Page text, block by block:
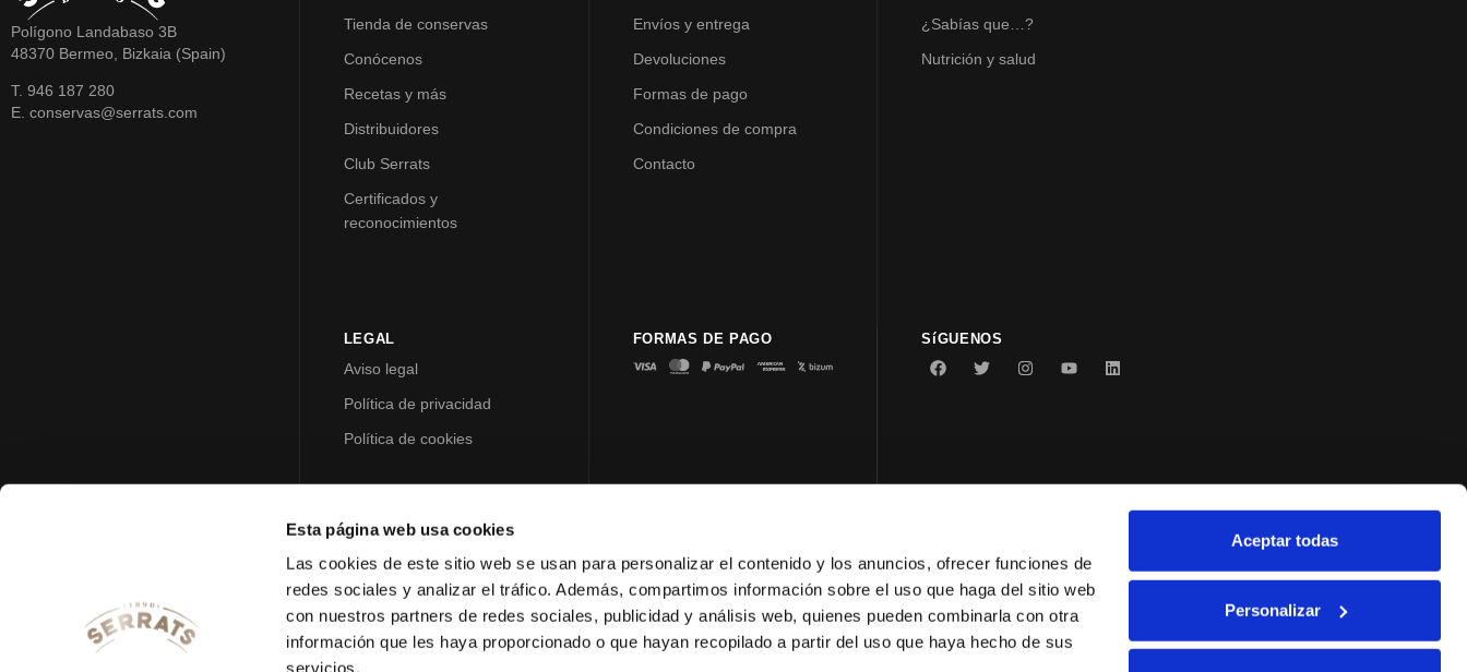
Esta página web usa cookies
Las cookies de este sitio web se usan para personalizar el contenido y los anuncios, ofrecer funciones de
redes sociales y analizar el tráfico. Además, compartimos información sobre el uso que haga del sitio web
con nuestros partners de redes sociales, publicidad y análisis web, quienes pueden combinarla con otra
información que les haya proporcionado o que hayan recopilado a partir del uso que haya hecho de sus
servicios.
Aceptar todas
Personalizar
Polígono Landabaso 3B
48370 Bermeo, Bizkaia (Spain)
T. 946 187 280
E. conservas@serrats.com
Tienda de conservas
Conócenos
Recetas y más
Distribuidores
Club Serrats
Certificados y
reconocimientos
Envíos y entrega
Devoluciones
Formas de pago
Condiciones de compra
Contacto
¿Sabías que…?
Nutrición y salud
LEGAL
Aviso legal
Política de privacidad
Política de cookies
FORMAS DE PAGO SíGUENOS
© 2023 Conservas Serrats